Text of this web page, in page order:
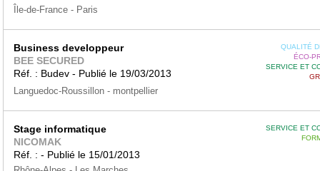
Île-de-France - Paris
QUALITÉ
ÉCO-
SERVICE ET
Business developpeur
BEE SECURED
Réf. : Budev - Publié le 19/03/2013
Languedoc-Roussillon - montpellier
SERVICE ET
Stage informatique
NICOMAK
Réf. : - Publié le 15/01/2013